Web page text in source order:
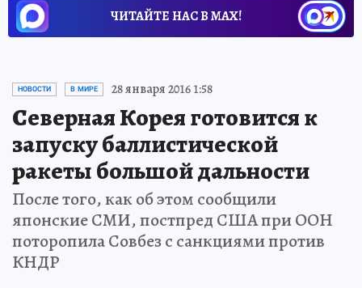
ЧИТАЙТЕ НАС В МАХ!
НОВОСТИ В МИРЕ 28 января 2016 1:58
Северная Корея готовится к
запуску баллистической
ракеты большой дальности
После того, как об этом сообщили
японские СМИ, постпред США при ООН
поторопила Совбез с санкциями против
КНДР